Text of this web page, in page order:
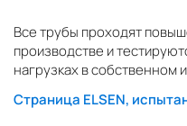
Все трубы проходят
производстве и
нагрузках в собственном
Страница ELSEN,